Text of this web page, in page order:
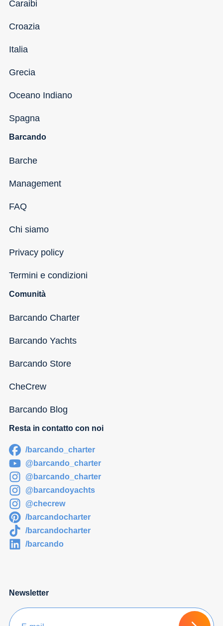
Caraibi
Croazia
Italia
Grecia
Oceano Indiano
Spagna
Barcando
Barche
Management
FAQ
Chi siamo
Privacy policy
Termini e condizioni
Comunità
Barcando Charter
Barcando Yachts
Barcando Store
CheCrew
Barcando Blog
Resta in contatto con noi
/barcando_charter
@barcando_charter
@barcando_charter
@barcandoyachts
@checrew
/barcandocharter
/barcandocharter
/barcando
Newsletter